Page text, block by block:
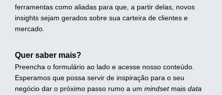
ferramentas como aliadas para que, a partir delas, novos
insights sejam gerados sobre sua carteira de clientes e
mercado.
Quer saber mais?
Preencha o formulário ao lado e acesse nosso conteúdo.
Esperamos que possa servir de inspiração para o seu
negócio dar o próximo passo rumo a um mindset mais data